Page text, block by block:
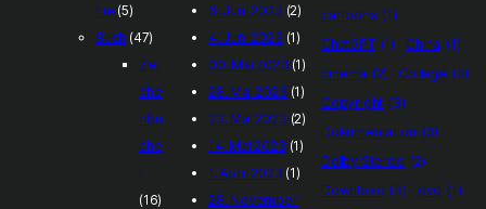
hie (5)
Buch (47)
Zei
che
nbü
che
r
(16)
6. Juni 2023 (2)
4. Juni 2023 (1)
30. Mai 2023 (1)
28. Mai 2023 (1)
23. Mai 2023 (2)
14. Mai 2023 (1)
1. April 2023 (1)
28. November
cartoons (1)
ChatGPT (1) China (1)
cinema (2) Collage (3)
Copyright (3)
Dokumentation (3)
Dolby Stereo (2)
Download (3) dvd (1)